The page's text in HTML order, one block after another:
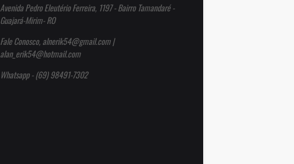
Avenida Pedro Eleutério Ferreira, 1197 - Bairro Tamandaré -
Guajará-Mirim- RO
Fale Conosco, alnerik54@gmail.com |
alan_erik54@hotmail.com
Whatsapp - (69) 98491-7302